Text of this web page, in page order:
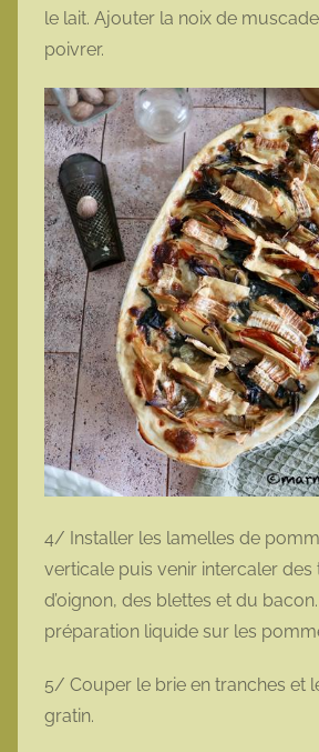
le lait. Ajouter la noix de
poivrer.
4/ Installer les lamelles de
verticale puis venir intercaler des
d’oignon, des blettes et du
préparation liquide sur les
5/ Couper le brie en tranches et
gratin.